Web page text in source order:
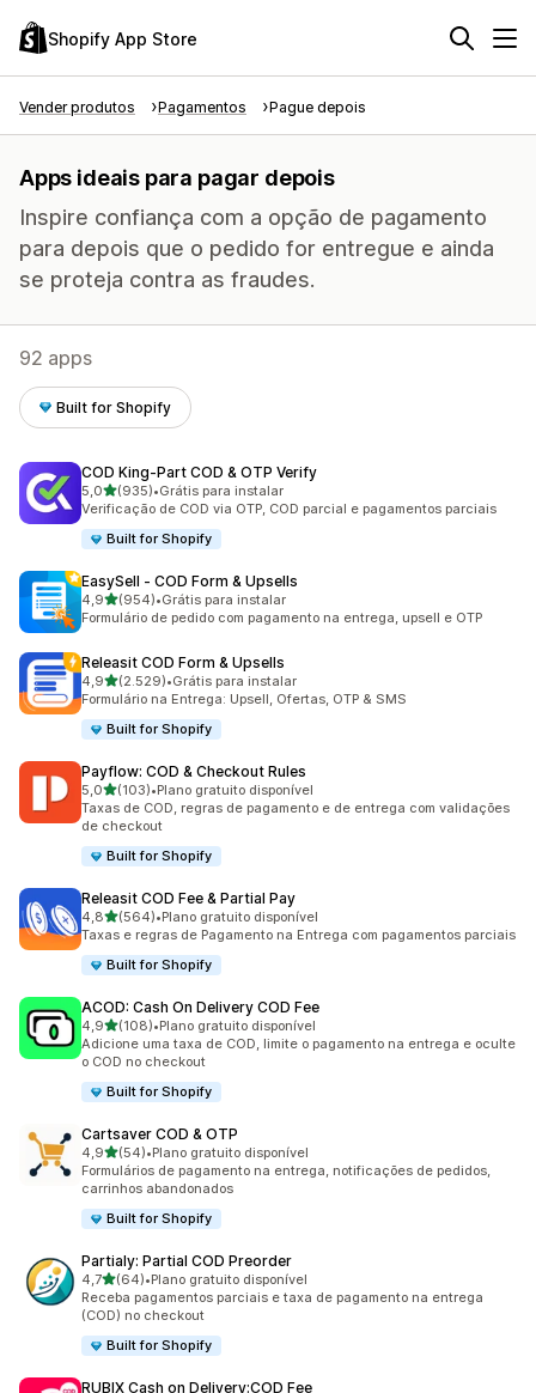
Shopify App Store
Vender produtos Pagamentos Pague depois
Apps ideais para pagar depois
Inspire confiança com a opção de pagamento
para depois que o pedido for entregue e ainda
se proteja contra as fraudes.
92 apps
Built for Shopify
COD King‑Part COD & OTP Verify
5,0de 5 estrelas
(935)
935 avaliações ao todo
•Grátis para instalar
Verificação de COD via OTP, COD parcial e pagamentos parciais
Built for Shopify
EasySell ‑ COD Form & Upsells
4,9de 5 estrelas
(954)
954 avaliações ao todo
•Grátis para instalar
Formulário de pedido com pagamento na entrega, upsell e OTP
Releasit COD Form & Upsells
4,9de 5 estrelas
(2.529)
2529 avaliações ao todo
•Grátis para instalar
Formulário na Entrega: Upsell, Ofertas, OTP & SMS
Built for Shopify
Payflow: COD & Checkout Rules
5,0de 5 estrelas
(103)
103 avaliações ao todo
•Plano gratuito disponível
Taxas de COD, regras de pagamento e de entrega com validações
de checkout
Built for Shopify
Releasit COD Fee & Partial Pay
4,8de 5 estrelas
(564)
564 avaliações ao todo
•Plano gratuito disponível
Taxas e regras de Pagamento na Entrega com pagamentos parciais
Built for Shopify
ACOD: Cash On Delivery COD Fee
4,9de 5 estrelas
(108)
108 avaliações ao todo
•Plano gratuito disponível
Adicione uma taxa de COD, limite o pagamento na entrega e oculte
o COD no checkout
Built for Shopify
Cartsaver COD & OTP
4,9de 5 estrelas
(54)
54 avaliações ao todo
•Plano gratuito disponível
Formulários de pagamento na entrega, notificações de pedidos,
carrinhos abandonados
Built for Shopify
Partialy: Partial COD Preorder
4,7de 5 estrelas
(64)
64 avaliações ao todo
•Plano gratuito disponível
Receba pagamentos parciais e taxa de pagamento na entrega
(COD) no checkout
Built for Shopify
RUBIX Cash on Delivery:COD Fee